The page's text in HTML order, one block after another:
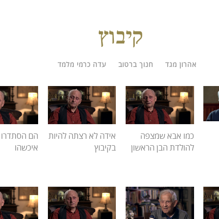
קיבוץ
אהרון מגד חנוך ברטוב עדה כרמי מלמד
הם הסתדרו
איכשהו
אידה לא רצתה להיות
בקיבוץ
כמו אבא שמצפה
להולדת הבן הראשון